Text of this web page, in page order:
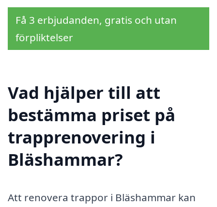
Få 3 erbjudanden, gratis och utan
förpliktelser
Vad hjälper till att
bestämma priset på
trapprenovering i
Bläshammar?
Att renovera trappor i Bläshammar kan